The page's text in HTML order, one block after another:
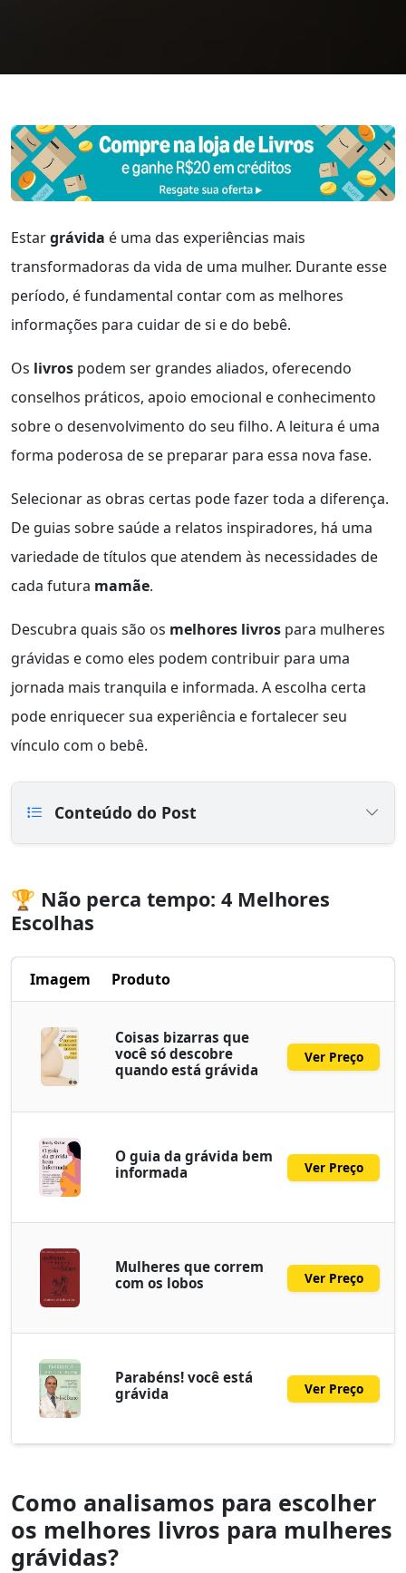
Estargrávida é uma das experiências mais
transformadoras da vida de uma mulher. Durante esse
período, é fundamental contar com as melhores
informações para cuidar de si e do bebê.
Os livros podem ser grandes aliados, oferecendo
conselhos práticos, apoio emocional e conhecimento
sobre o desenvolvimento do seu filho. A leitura é uma
forma poderosa de se preparar para essa nova fase.
Selecionar as obras certas pode fazer toda a diferença.
De guias sobre saúde a relatos inspiradores, há uma
variedade de títulos que atendem às necessidades de
cada futura mamãe.
Descubra quais são os melhores livros para mulheres
grávidas e como eles podem contribuir para uma
jornada mais tranquila e informada. A escolha certa
pode enriquecer sua experiência e fortalecer seu
vínculo com o bebê.
Conteúdo do Post
🏆 Não perca tempo: 4 Melhores
Escolhas
Imagem Produto
Coisas bizarras que
você só descobre
quando está grávida
Ver Preço
O guia da grávida bem
informada
Ver Preço
Mulheres que correm
com os lobos
Ver Preço
Parabéns! você está
grávida
Ver Preço
Como analisamos para escolher
os melhores livros para mulheres
grávidas?